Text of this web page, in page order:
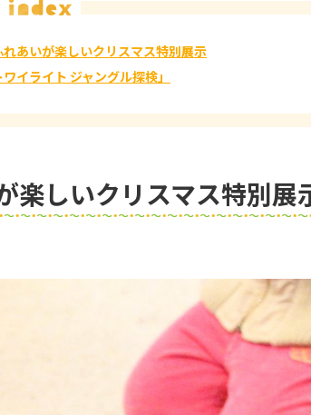
あいが楽しいクリスマス特別展示
イライト ジャングル探検」
楽しいクリスマス特別展